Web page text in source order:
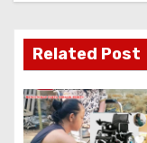
Related Post